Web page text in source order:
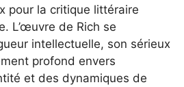
pour la critique littéraire
L’œuvre de Rich se
intellectuelle, son sérieux
profond envers
et des dynamiques de